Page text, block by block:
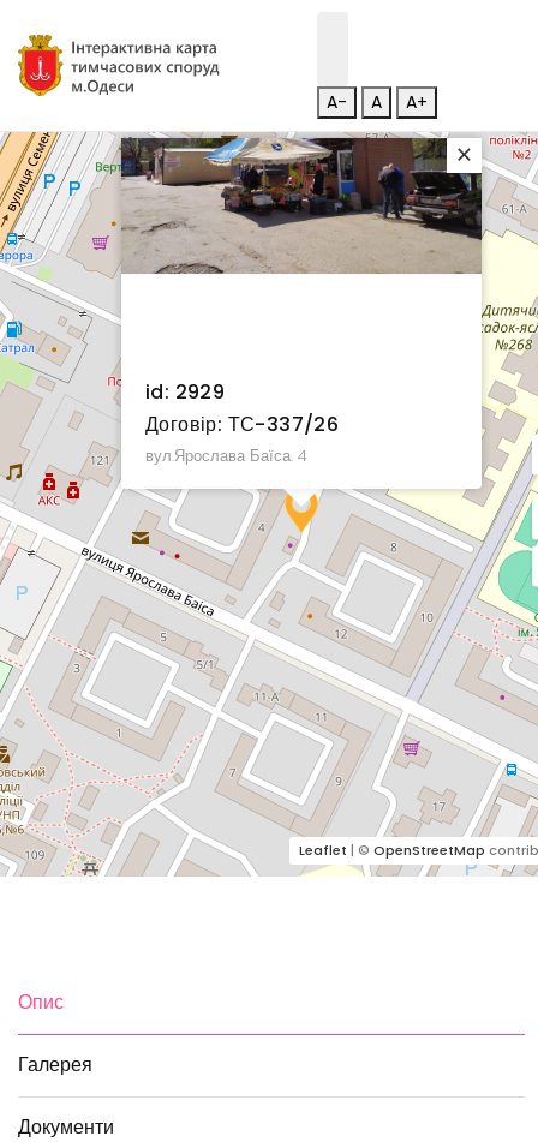
A- A A+
id: 2929
Договір: ТС-337/26
вул.Ярослава Баїса. 4
×
Leaflet | © OpenStreetMap
Опис
Галерея
Документи